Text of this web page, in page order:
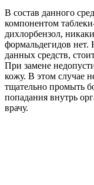
В состав данного
компонентом
дихлорбензол,
формальдегидов нет.
данных средств,
При замене
кожу. В этом случае
тщательно промыть
попадания внутрь
врачу.